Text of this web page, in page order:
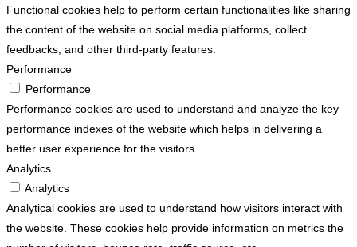
Functional cookies help to perform certain functionalities like sharing
the content of the website on social media platforms, collect
feedbacks, and other third-party features.
Performance
Performance
Performance cookies are used to understand and analyze the key
performance indexes of the website which helps in delivering a
better user experience for the visitors.
Analytics
Analytics
Analytical cookies are used to understand how visitors interact with
the website. These cookies help provide information on metrics the